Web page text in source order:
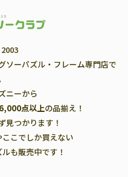
ソーパズル・フレーム専門店で
ニーから
点以上の品揃え！
見つかります！
こでしか買えない
も販売中です！